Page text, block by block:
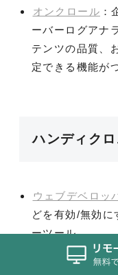
オンクロール ：
ーバーログアナ
テンツの品質、
定できる機能が
ハンディク
ウェブデベロッ
どを有効/無効
ーツール
ユーザーエー
モバイル、その